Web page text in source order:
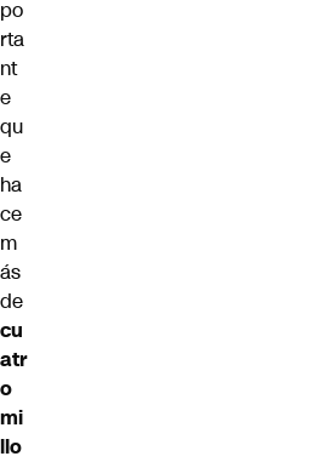
po
rta
nt
e
qu
e
ha
ce
m
ás
de
cu
atr
o
mi
llo